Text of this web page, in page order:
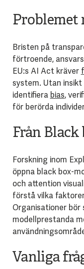
Problemet
Bristen på
förtroende,
EU:s AI Act kräver
system. Utan
identifiera bias,
för berörda
Från
Forskning inom
öppna black box-
och attention
förstå vilka
Organisationer
modellprestanda
Vanliga